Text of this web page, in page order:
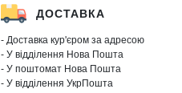
ДОСТАВКА
- Доставка кур'єром за адресою
- У відділення Нова Пошта
- У поштомат Нова Пошта
- У відділення УкрПошта